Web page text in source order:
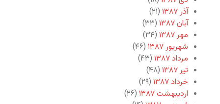
آذر ۱۳۸۷
(۲۱)
آبان ۱۳۸۷
(۳۳)
مهر ۱۳۸۷
(۳۴)
شهریور ۱۳۸۷
(۴۶)
مرداد ۱۳۸۷
(۴۳)
تیر ۱۳۸۷
(۴۸)
خرداد ۱۳۸۷
(۲۹)
اردیبهشت ۱۳۸۷
(۲۶)